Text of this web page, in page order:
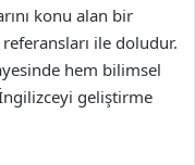
konu alan bir
ile doludur.
hem bilimsel
geliştirme